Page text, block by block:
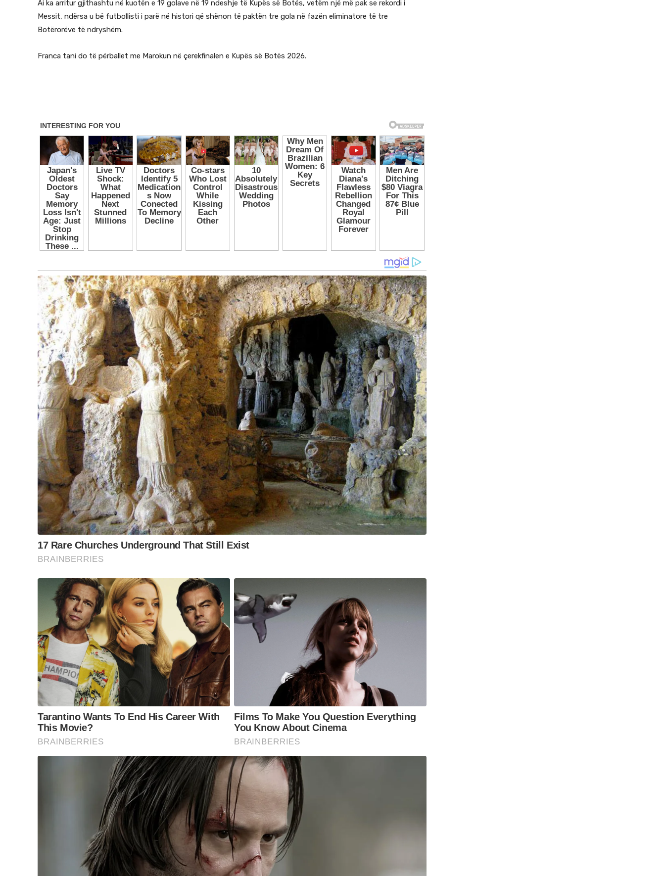
Ai ka arritur gjithashtu në kuotën e 19 golave në 19 ndeshje të Kupës së Botës, vetëm një më pak se rekordi i
Messit, ndërsa u bë futbollisti i parë në histori që shënon të paktën tre gola në fazën eliminatore të tre
Botërorëve të ndryshëm.
Franca tani do të përballet me Marokun në çerekfinalen e Kupës së Botës 2026.